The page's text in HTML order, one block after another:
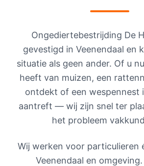
Ongediertebestrijding De
gevestigd in Veenendaal en
situatie als geen ander. Of u
heeft van muizen, een
ontdekt of een wespennest
aantreft — wij zijn snel ter
het probleem
Wij werken voor particulieren
Veenendaal en